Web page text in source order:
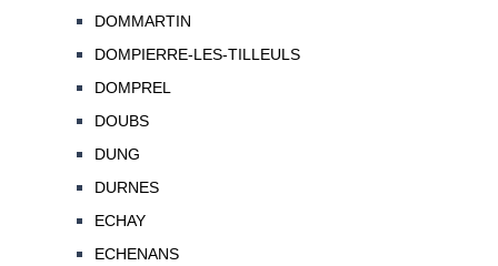
DOMMARTIN
DOMPIERRE-LES-TILLEULS
DOMPREL
DOUBS
DUNG
DURNES
ECHAY
ECHENANS